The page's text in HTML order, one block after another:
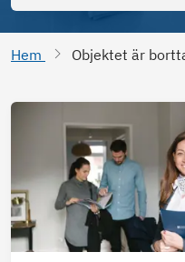
Hem Objektet är